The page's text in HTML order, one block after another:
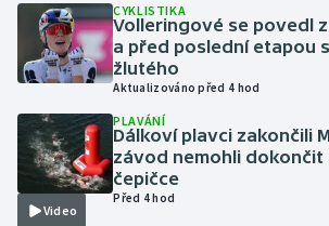
Motorsport
Olympijské hry
Parasport
Plavání
CYKLISTIKA
Volleringové se povedl
a před poslední etapou
žlutého
Aktualizováno před 4 hod
Video
PLAVÁNÍ
Dálkoví plavci zakončili
závod nemohli dokončit
čepičce
Před 4 hod